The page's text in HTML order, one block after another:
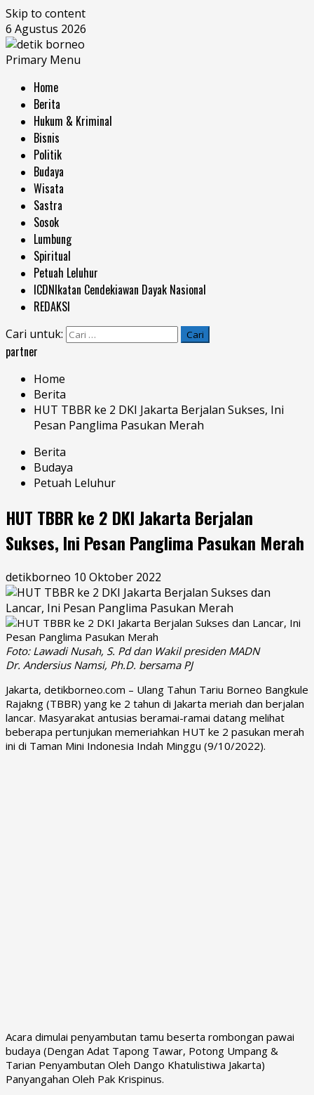
Skip to content
6 Agustus 2026
Primary Menu
Home
Berita
Hukum & Kriminal
Bisnis
Politik
Budaya
Wisata
Sastra
Sosok
Lumbung
Spiritual
Petuah Leluhur
ICDNIkatan Cendekiawan Dayak Nasional
REDAKSI
Cari untuk:
partner
Home
Berita
HUT TBBR ke 2 DKI Jakarta Berjalan Sukses, Ini
Pesan Panglima Pasukan Merah
Berita
Budaya
Petuah Leluhur
HUT TBBR ke 2 DKI Jakarta Berjalan
Sukses, Ini Pesan Panglima Pasukan Merah
detikborneo 10 Oktober 2022
Foto: Lawadi Nusah, S. Pd dan Wakil presiden MADN
Dr. Andersius Namsi, Ph.D. bersama PJ
Jakarta, detikborneo.com – Ulang Tahun Tariu Borneo Bangkule
Rajakng (TBBR) yang ke 2 tahun di Jakarta meriah dan berjalan
lancar. Masyarakat antusias beramai-ramai datang melihat
beberapa pertunjukan memeriahkan HUT ke 2 pasukan merah
ini di Taman Mini Indonesia Indah Minggu (9/10/2022).
Acara dimulai penyambutan tamu beserta rombongan pawai
budaya (Dengan Adat Tapong Tawar, Potong Umpang &
Tarian Penyambutan Oleh Dango Khatulistiwa Jakarta)
Panyangahan Oleh Pak Krispinus.